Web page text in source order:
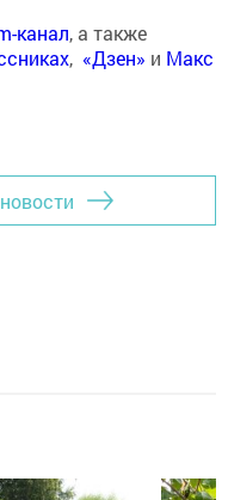
канал, а также
, «Дзен» и Макс